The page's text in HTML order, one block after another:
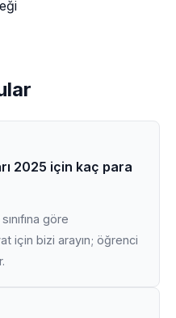
2025 için kaç para
göre
için bizi arayın; öğrenci